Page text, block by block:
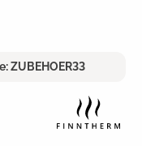
ZUBEHOER33